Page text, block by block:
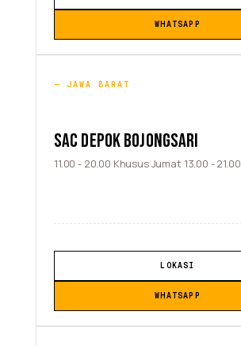
WHATSAPP
JAWA BARAT
SAC DEPOK BOJONGSARI
11.00 - 20.00 Khusus Jumat 13.00 - 21.00
LOKASI
WHATSAPP